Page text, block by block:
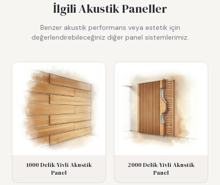
İlgili Akustik Paneller
Benzer akustik performans veya estetik için
değerlendirebileceğiniz diğer panel sistemlerimiz.
1000 Delik-Yivli Akustik
Panel
2000 Delik-Yivli Akustik
Panel